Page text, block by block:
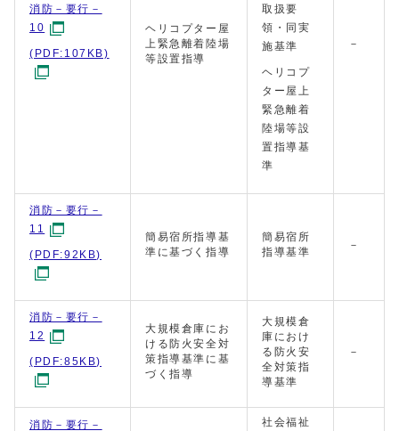
消防－要行－
10
(PDF:107KB)
ヘリコプター屋
上緊急離着陸場
等設置指導
取扱要
領・同実
施基準
ヘリコプ
ター屋上
緊急離着
陸場等設
置指導基
準
－
消防－要行－
11
(PDF:92KB)
簡易宿所指導基
準に基づく指導
簡易宿所
指導基準
－
消防－要行－
12
(PDF:85KB)
大規模倉庫にお
ける防火安全対
策指導基準に基
づく指導
大規模倉
庫におけ
る防火安
全対策指
導基準
－
消防－要行－
社会福祉